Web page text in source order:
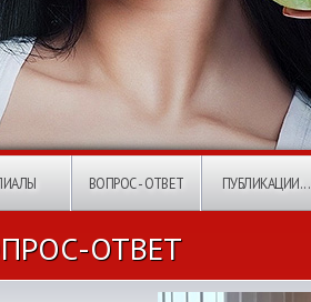
ВОПРОС - ОТВЕТ ПУБЛИКАЦИИ...
ОТВЕТ